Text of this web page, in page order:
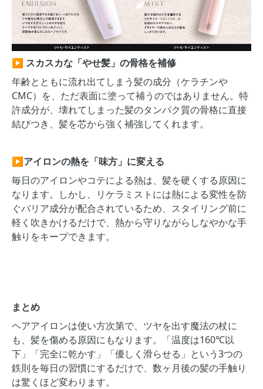
▶ スカスカな「やせ髪」の骨格を補修
年齢とともに流れ出てしまう髪の成分（ケラチンや
CMC）を、ただ表面に塗って補うのではありません。特
許成分が、壊れてしまった髪のタンパク質の骨格に直接
結びつき、髪を芯から強く補強してくれます。
▶アイロンの熱を「味方」に変える
毎日のアイロンやコテによる熱は、髪を硬くする原因に
なります。しかし、リケラミストには熱による変性を防
ぐバリア成分が配合されているため、スタイリング前に
軽く吹きかけるだけで、熱から守りながらしなやかな手
触りをキープできます。
まとめ
ヘアアイロンは使い方次第で、ツヤを出す魔法の杖に
も、髪を傷める原因にもなります。「温度は160℃以
下」「完全に乾かす」「優しく滑らせる」という3つの
鉄則を毎日の習慣にするだけで、数ヶ月後の髪の手触り
は驚くほど変わります。